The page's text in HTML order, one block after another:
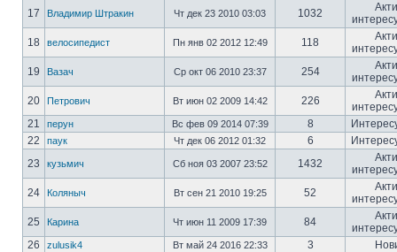
17
Владимир Штракин Чт дек 23 2010 03:03 1032
18
велосипедист Пн янв 02 2012 12:49 118
19
Вазач Ср окт 06 2010 23:37 254
20
Петрович Вт июн 02 2009 14:42 226
21
перун Вс фев 09 2014 07:39 8
22
паук Чт дек 06 2012 01:32 6
23
кузьмич Сб ноя 03 2007 23:52 1432
24
Коляныч Вт сен 21 2010 19:25 52
25
Карина Чт июн 11 2009 17:39 84
26
zulusik4 Вт май 24 2016 22:33 3